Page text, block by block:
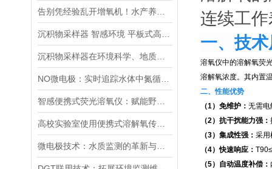
连续工
一、技
溶氧仪中的溶解氧荧
溶解氧浓度。其内置
二、性能优势
（1）免维护： 无需电
（2）抗干扰能力强：
（3）集成性强： 采用
（4）快速响应：
（5）自动温度补偿：